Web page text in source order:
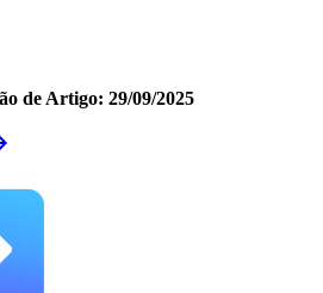
de Artigo: 29/09/2025